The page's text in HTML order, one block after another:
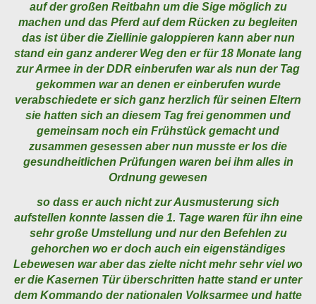
auf der großen Reitbahn um die Sige möglich zu
machen und das Pferd auf dem Rücken zu begleiten
das ist über die Ziellinie galoppieren kann aber nun
stand ein ganz anderer Weg den er für 18 Monate lang
zur Armee in der DDR einberufen war als nun der Tag
gekommen war an denen er einberufen wurde
verabschiedete er sich ganz herzlich für seinen Eltern
sie hatten sich an diesem Tag frei genommen und
gemeinsam noch ein Frühstück gemacht und
zusammen gesessen aber nun musste er los die
gesundheitlichen Prüfungen waren bei ihm alles in
Ordnung gewesen
so dass er auch nicht zur Ausmusterung sich
aufstellen konnte lassen die 1. Tage waren für ihn eine
sehr große Umstellung und nur den Befehlen zu
gehorchen wo er doch auch ein eigenständiges
Lebewesen war aber das zielte nicht mehr sehr viel wo
er die Kasernen Tür überschritten hatte stand er unter
dem Kommando der nationalen Volksarmee und hatte